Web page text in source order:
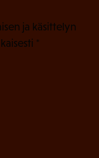
o
l
ja käsittelyn
*